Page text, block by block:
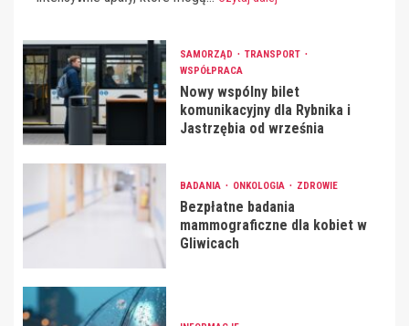
SAMORZĄD
TRANSPORT
WSPÓŁPRACA
Nowy wspólny bilet
komunikacyjny dla Rybnika i
Jastrzębia od września
BADANIA ONKOLOGIA ZDROWIE
Bezpłatne badania
mammograficzne dla kobiet w
Gliwicach